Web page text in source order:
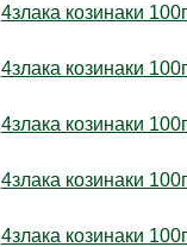
4злака козинаки
4злака козинаки
4злака козинаки
4злака козинаки
4злака козинаки